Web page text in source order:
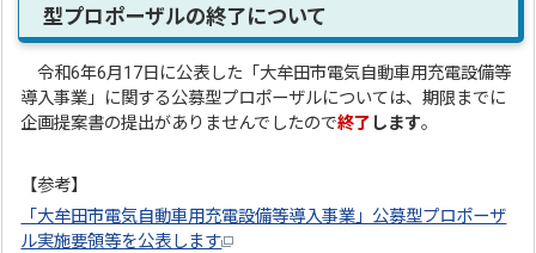
型プロポーザルの終了について
令和6年6月17日に公表した「大牟田市電気自動車用充電設備等
導入事業」に関する公募型プロポーザルについては、期限までに
企画提案書の提出がありませんでしたので終了 します。
【参考】
「大牟田市電気自動車用充電設備等導入事業」公募型プロポーザ
ル実施要領等を公表します